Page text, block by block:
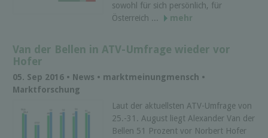
sowohl für sich persönlich, für
Österreich ...
mehr
Van der Bellen in ATV-Umfrage wieder vor
Hofer
05. Sep 2016 • News • marktmeinungmensch •
Marktforschung
Laut der aktuellsten ATV-Umfrage von
25.-31. August liegt Alexander Van der
Bellen 51 Prozent vor Norbert Hofer